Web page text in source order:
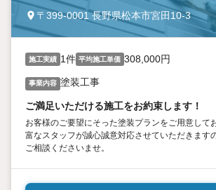
〒399-0001 長野県松本市宮田10-3
施工実績 1件 平均施工単価 308,000円
事業内容 塗装工事
ご満足いただける施工をお約束します！
お客様のご要望にそった塗装プランをご用意して
富なスタッフが誠心誠意対応させていただきます
ご相談くださいませ。